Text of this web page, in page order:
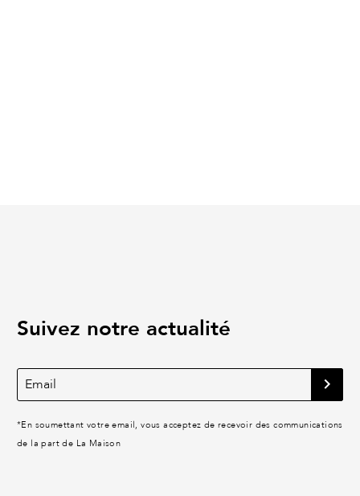
Suivez notre actualité
*En soumettant votre email, vous acceptez de recevoir des communications
de la part de La Maison